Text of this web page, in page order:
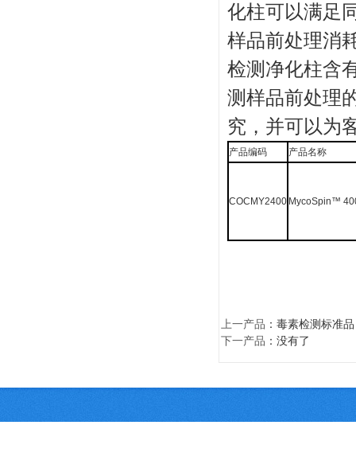
化柱可以满足
样品前处理消
检测净化柱含
测样品前处理
究，并可以为
产品编码 产品名称
COCMY2400 MycoSpin™
上一产品 ： 毒素检测标准品
下一产品 ：没有了